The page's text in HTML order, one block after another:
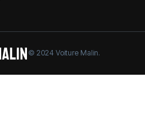
© 2024 Voiture Malin.